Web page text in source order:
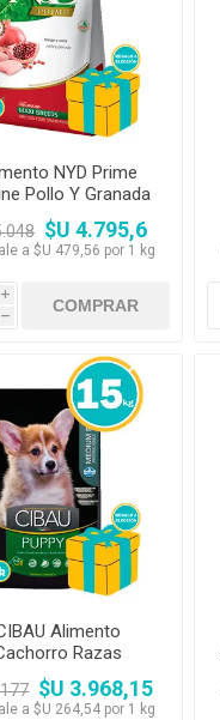
y Antiparasitarios
(Cepillos, peines y
y Antiparasitarios
Postoperatorio
NYD Prime
Pollo Y Granada
Adult Maxi 10 kg
$U 4.795,6
a $U 479,56 por 1 kg
i
h
Alimento
Razas
Medianas 15 kg
$U 3.968,15
a $U 264,54 por 1 kg